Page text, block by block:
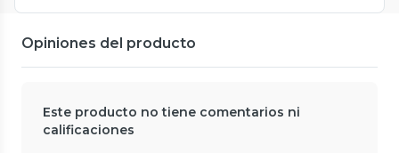
Opiniones del producto
Este producto no tiene comentarios ni
calificaciones